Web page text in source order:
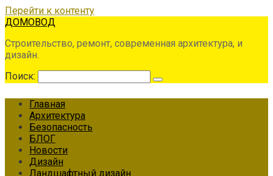
Перейти к контенту
ДОМОВОД
Строительство, ремонт, современная архитектура, и
дизайн.
Поиск:
Главная
Архитектура
Безопасность
БЛОГ
Новости
Дизайн
Ландшафтный дизайн